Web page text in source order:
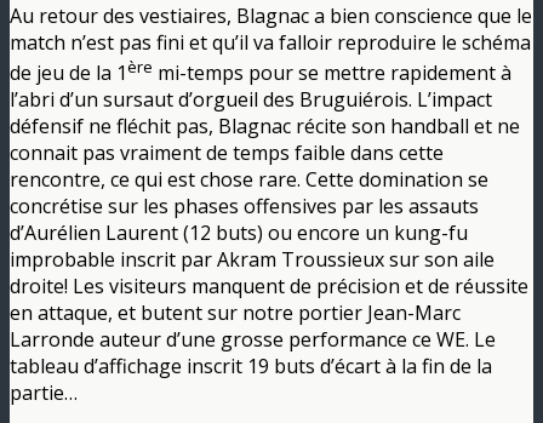
Au retour des vestiaires, Blagnac a bien conscience que le
match n’est pas fini et qu’il va falloir reproduire le schéma
de jeu de la 1ère mi-temps pour se mettre rapidement à
l’abri d’un sursaut d’orgueil des Bruguiérois. L’impact
défensif ne fléchit pas, Blagnac récite son handball et ne
connait pas vraiment de temps faible dans cette
rencontre, ce qui est chose rare. Cette domination se
concrétise sur les phases offensives par les assauts
d’Aurélien Laurent (12 buts) ou encore un kung-fu
improbable inscrit par Akram Troussieux sur son aile
droite! Les visiteurs manquent de précision et de réussite
en attaque, et butent sur notre portier Jean-Marc
Larronde auteur d’une grosse performance ce WE. Le
tableau d’affichage inscrit 19 buts d’écart à la fin de la
partie…